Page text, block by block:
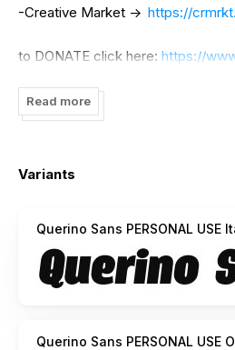
-Creative Market -> https://
to DONATE click here: https://
https://www.instagram.com/
Thank you :)
INDONESIA - MOHON DIBACA:
Dengan meng-install font ini, anda
menyetujui semua syarat dan
dibawah ini:
"Personal Use", atau untuk
Read more
Variants
Querino Sans PERSONAL USE
Querino Sans PERSONAL USE